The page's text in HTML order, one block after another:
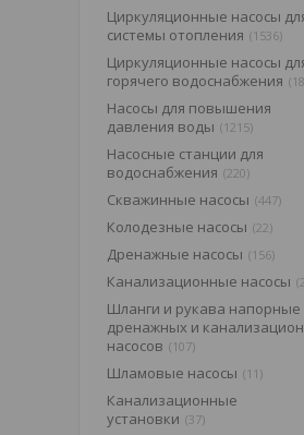
Циркуляционные насосы
системы отопления
1536
Циркуляционные насосы
горячего водоснабжения
Насосы для повышения
давления воды
1215
Насосные станции для
водоснабжения 220
Скважинные насосы 447
Колодезные насосы 22
Дренажные насосы 156
Канализационные насосы
Шланги и рукава напорные
дренажных и
насосов
107
Шламовые насосы 11
Канализационные
установки 37